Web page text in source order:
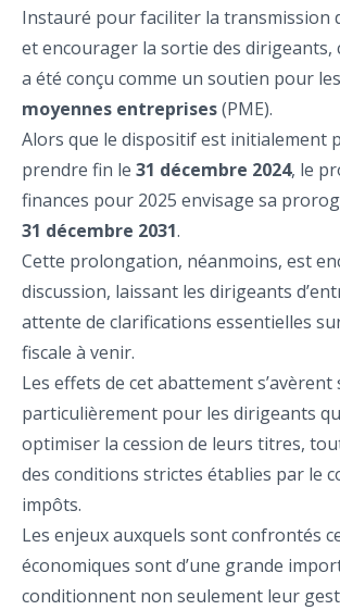
Instauré pour faciliter la transmission
et encourager la sortie des dirigeants,
a été conçu comme un soutien pour les
moyennes entreprises(PME).
Alors que le dispositif est initialement
prendre fin le 31 décembre 2024, le
finances pour 2025 envisage sa
31 décembre 2031.
Cette prolongation, néanmoins, est
discussion, laissant les dirigeants
attente de clarifications essentielles
fiscale à venir.
Les effets de cet abattement
particulièrement pour les dirigeants
optimiser la cession de leurs titres,
des conditions strictes établies par le
impôts.
Les enjeux auxquels sont confrontés
économiques sont d’une grande
conditionnent non seulement leur